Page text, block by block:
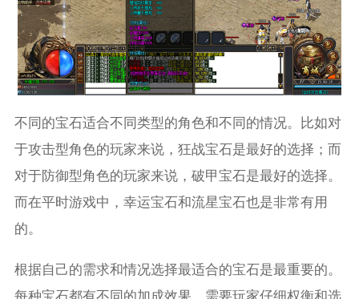
不同的宝石适合不同类型的角色和不同的情况。比如对
于攻击型角色的玩家来说，狂战宝石是最好的选择；而
对于防御型角色的玩家来说，破甲宝石是最好的选择。
而在平时游戏中，幸运宝石和流星宝石也是非常有用
的。
根据自己的需求和情况选择最适合的宝石是最重要的。